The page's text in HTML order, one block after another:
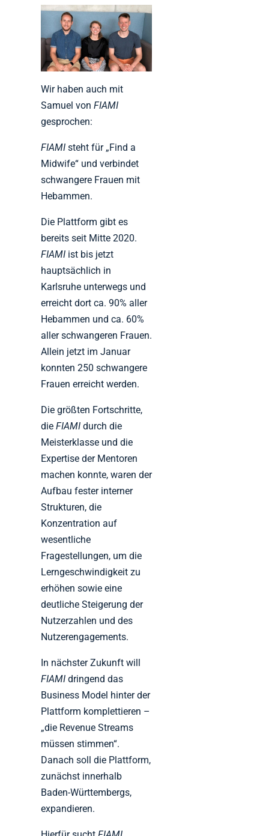
Wir haben auch mit
Samuel vonFIAMI
gesprochen:
FIAMI steht für „Find a
Midwife“ und verbindet
schwangere Frauen mit
Hebammen.
Die Plattform gibt es
bereits seit Mitte 2020.
FIAMI ist bis jetzt
hauptsächlich in
Karlsruhe unterwegs und
erreicht dort ca. 90% aller
Hebammen und ca. 60%
aller schwangeren Frauen.
Allein jetzt im Januar
konnten 250 schwangere
Frauen erreicht werden.
Die größten Fortschritte,
dieFIAMI durch die
Meisterklasse und die
Expertise der Mentoren
machen konnte, waren der
Aufbau fester interner
Strukturen, die
Konzentration auf
wesentliche
Fragestellungen, um die
Lerngeschwindigkeit zu
erhöhen sowie eine
deutliche Steigerung der
Nutzerzahlen und des
Nutzerengagements.
In nächster Zukunft will
FIAMIdringend das
Business Model hinter der
Plattform komplettieren –
„die Revenue Streams
müssen stimmen“.
Danach soll die Plattform,
zunächst innerhalb
Baden-Württembergs,
expandieren.